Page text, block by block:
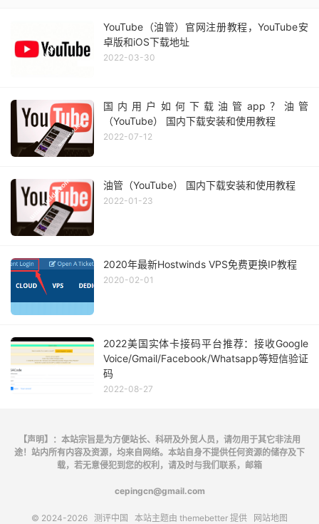
YouTube（油管）官网注册教程，YouTube安
卓版和iOS下载地址
2022-03-30
国内用户如何下载油管app？油管
（YouTube） 国内下载安装和使用教程
2022-07-12
油管（YouTube） 国内下载安装和使用教程
2022-01-23
2020年最新Hostwinds VPS免费更换IP教程
2020-02-01
2022美国实体卡接码平台推荐：接收Google
Voice/Gmail/Facebook/Whatsapp等短信验证
码
2022-08-27
【声明】：本站宗旨是为方便站长、科研及外贸人员，请勿用于其它非法用
途！站内所有内容及资源，均来自网络。本站自身不提供任何资源的储存及下
载，若无意侵犯到您的权利，请及时与我们联系，邮箱
cepingcn@gmail.com
© 2024-2026 测评中国 本站主题由 themebetter 提供 网站地图